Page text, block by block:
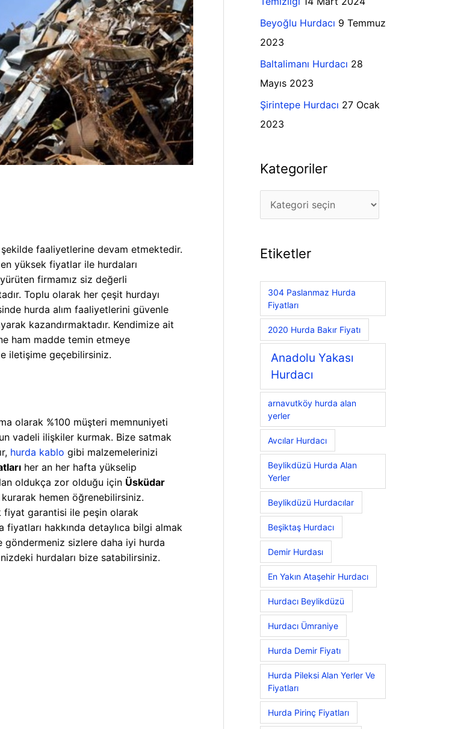
faaliyetlerine devam etmektedir.
yüksek fiyatlar ile hurdaları
firmamız siz değerli
Toplu olarak her çeşit hurdayı
hurda alım faaliyetlerini güvenle
kazandırmaktadır. Kendimize ait
ham madde temin etmeye
iletişime geçebilirsiniz.
olarak %100 müşteri memnuniyeti
vadeli ilişkiler kurmak. Bize satmak
hurda kablo gibi malzemelerinizi
her an her hafta yükselip
oldukça zor olduğu için Üsküdar
hemen öğrenebilirsiniz.
fiyat garantisi ile peşin olarak
hakkında detaylıca bilgi almak
göndermeniz sizlere daha iyi hurda
hurdaları bize satabilirsiniz.
r
Beyoğlu Hurdacı 9 Temmuz
2023
Baltalimanı Hurdacı 28
Mayıs 2023
Şirintepe Hurdacı 27 Ocak
2023
Kategoriler
e
r
Etiketler
304 Paslanmaz Hurda
Fiyatları
2020 Hurda Bakır Fiyatı
Anadolu Yakası
Hurdacı
arnavutköy hurda alan
yerler
Avcılar Hurdacı
Beylikdüzü Hurda Alan
Yerler
Beylikdüzü Hurdacılar
Beşiktaş Hurdacı
Demir Hurdası
En Yakın Ataşehir Hurdacı
Hurdacı Beylikdüzü
Hurdacı Ümraniye
Hurda Demir Fiyatı
Hurda Pileksi Alan Yerler Ve
Fiyatları
Hurda Pirinç Fiyatları